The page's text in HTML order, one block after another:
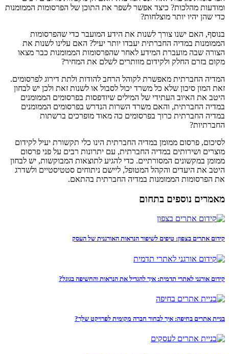
ומודעות מהלכות? כיצד אפשר לשפר את התוכן של הפרסומות הממומנות
כדי שהן יהיו יותר מוצלחות?
בנוסף, האם ישנו צורך לשנות את הידע המועבר כדי שהפרסומות
הממומנות במדיה החברתית יעבדו יותר יעיל? האם עלינו לשנות את
הצורה שבה מועברת המידע לאחר שהפרסומות הממומנות כבר מצאו
מקום בזרם החלק ולקידום מוותרים לשלם את המחיר?
המדיה החברתית מאפשרת לקוהל הרחב להודות ולתת דירוג לפרסומים.
זאת המון סיכון שלא כל משרד יכול לסבול או לשנות זאת ולכן יש לבחון
היטב את האיוב העתידי של המילים שיודפסות בפרסומים הממומנים
במדיה החברתית, והאם משרד השרות הנדרש בפרסומים הממומנים
במדיה החברתית כרוך בפרסומים כה מאוד מופרכים ברשתות
החברתיות?
לסיכום, פרסום ממומן במדיה החברתית הינו כלי תקשורת יעיל לקידום
מוצרים ושירותים במדיה החברתית, עם יתרונות רבים על פני פרסום
ממומן במקשונים המסורתיים. כדי להגיע לתוצאות המבוקשות, יש לבחון
היטב את היעדים והקהל המטופל, ליישם ניתוחים סטטיסטיים ולשדרג
את הפרסומות הממומנות במדיה החברתית בהתאם.
מאמרים נוספים בתחום
קידום אתרים בצפון: טיפים לשיפור הנראות האורגנית של העסק
קידום אורגני לאתרי תדמית: איך להגדיל את הנראות והחשיפה בגוגל?
בניית אתרים בחיפה: איך לבחור חברה מקומית לפרויקט שלך?